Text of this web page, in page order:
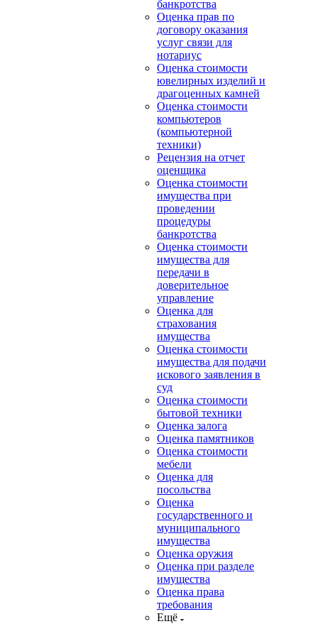
банкротства
Оценка прав по
договору оказания
услуг связи для
нотариус
Оценка стоимости
ювелирных изделий и
драгоценных камней
Оценка стоимости
компьютеров
(компьютерной
техники)
Рецензия на отчет
оценщика
Оценка стоимости
имущества при
проведении
процедуры
банкротства
Оценка стоимости
имущества для
передачи в
доверительное
управление
Оценка для
страхования
имущества
Оценка стоимости
имущества для подачи
искового заявления в
суд
Оценка стоимости
бытовой техники
Оценка залога
Оценка памятников
Оценка стоимости
мебели
Оценка для
посольства
Оценка
государственного и
муниципального
имущества
Оценка оружия
Оценка при разделе
имущества
Оценка права
требования
Ещё